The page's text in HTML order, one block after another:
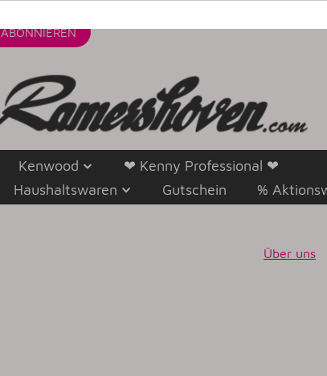
ABONNIEREN
Kenwood
❤ Kenny Professional ❤
Haushaltswaren Gutschein %
Über uns